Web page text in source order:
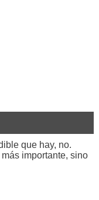
que hay, no.
importante, sino